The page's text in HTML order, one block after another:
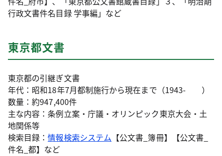
行政文書件名目録 学事編」など
東京都文書
東京都の引継ぎ文書
年代：昭和18年7月都制施行から現在まで（1943- ）
数量：約947,400件
主な内容：条例立案・庁議・オリンピック東京大会・土
地関係等
検索目録：情報検索システム 【公文書_簿冊】【公文書_
件名_都】など